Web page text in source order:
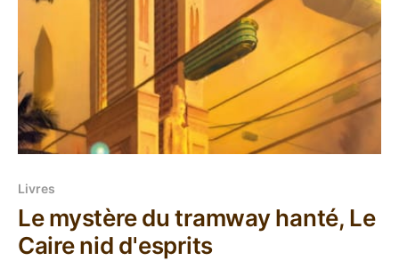
Livres
Le mystère du tramway hanté, Le
Caire nid d'esprits